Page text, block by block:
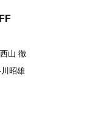
山 徹
昭雄